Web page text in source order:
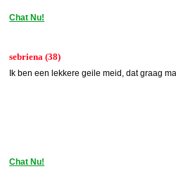
Chat Nu!
sebriena (38)
Ik ben een lekkere geile meid, dat graag
Chat Nu!